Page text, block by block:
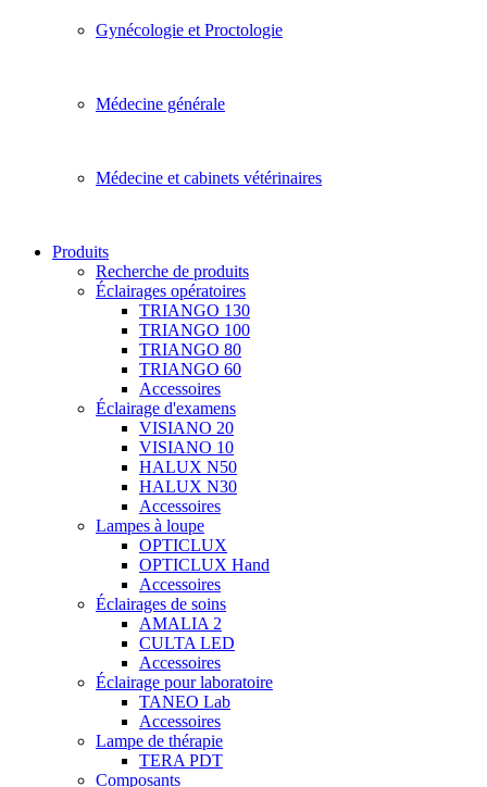
Gynécologie et Proctologie
Médecine générale
Médecine et cabinets vétérinaires
Produits
Recherche de produits
Éclairages opératoires
TRIANGO 130
TRIANGO 100
TRIANGO 80
TRIANGO 60
Accessoires
Éclairage d'examens
VISIANO 20
VISIANO 10
HALUX N50
HALUX N30
Accessoires
Lampes à loupe
OPTICLUX
OPTICLUX Hand
Accessoires
Éclairages de soins
AMALIA 2
CULTA LED
Accessoires
Éclairage pour laboratoire
TANEO Lab
Accessoires
Lampe de thérapie
TERA PDT
Composants